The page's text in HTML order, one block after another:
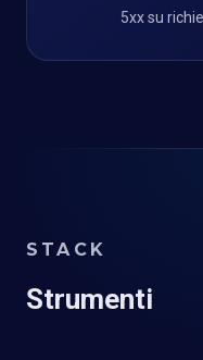
5xx su
STACK
Strumenti